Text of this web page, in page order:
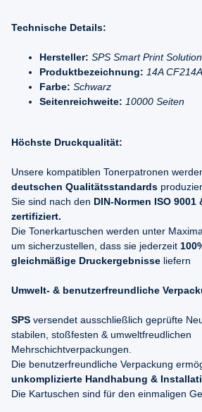
Technische Details:
Hersteller: SPS Smart Print
Produktbezeichnung: 14A CF214A
Farbe: Schwarz
Seitenreichweite: 10000 Seiten
Höchste Druckqualität:
Unsere kompatiblen Tonerpatronen
deutschen Qualitätsstandards
Sie sind nach den DIN-Normen ISO 9001
zertifiziert.
Die Tonerkartuschen werden unter
um sicherzustellen, dass sie jederzeit
gleichmäßige Druckergebnisse liefern
Umwelt- & benutzerfreundliche
SPS versendet ausschließlich geprüfte
stabilen, stoßfesten & umweltfreudlichen
Mehrschichtverpackungen.
Die benutzerfreundliche Verpackung
unkomplizierte Handhabung &
Die Kartuschen sind für den einmaligen